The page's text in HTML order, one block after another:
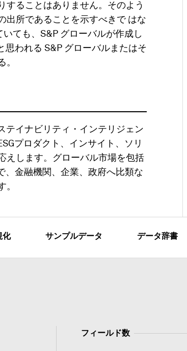
することはありません。そのよう
出所であることを示すべきで はな
ても、S&P グローバルが作成し
思われる S&P グローバルまたはそ
。
テイナビリティ・インテリジェン
プロダクト、インサイト、ソリ
えします。グローバル市場を包括
、金融機関、企業、政府へ比類な
。
化 サンプルデータ データ辞書
フィールド数